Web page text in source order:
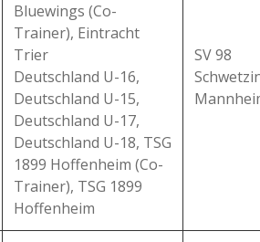
Bluewings (Co-
Trainer), Eintracht
Trier
Deutschland U-16,
Deutschland U-15,
Deutschland U-17,
Deutschland U-18, TSG
1899 Hoffenheim (Co-
Trainer), TSG 1899
Hoffenheim
SV 98